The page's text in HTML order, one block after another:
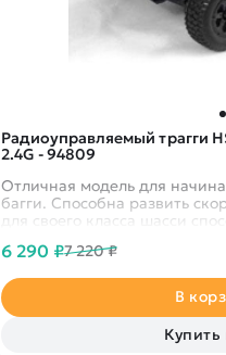
Радиоуправляемый трагги
2.4G - 94809
Отличная модель для
багги. Способна развить
для своего класса шасси
асфальтовых заездах.
6 290 ₽7 220 ₽
В
Купить